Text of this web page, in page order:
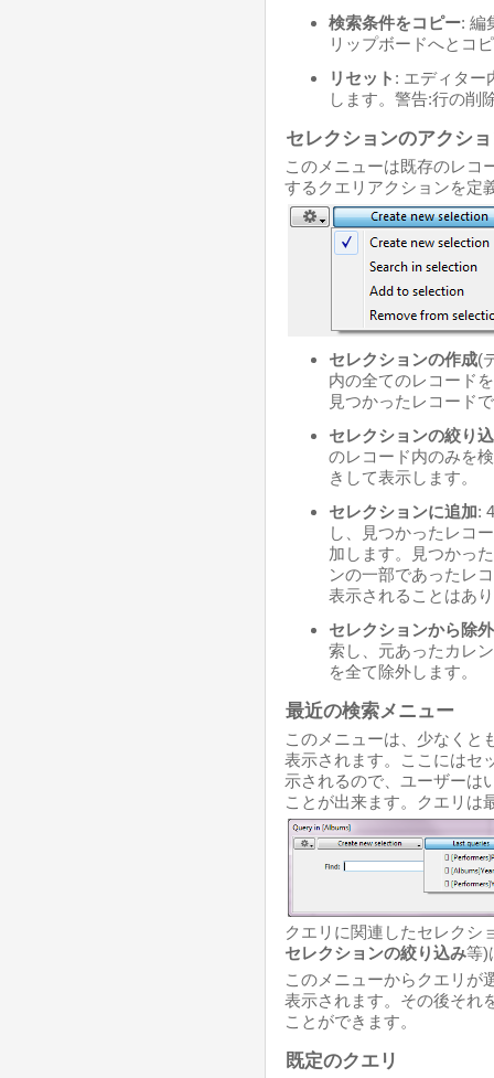
検索条件をコピー: 編
リップボードへとコ
リセット : エディター
します。警告:行の削
セレクションのアクシ
このメニューは既存のレコ
するクエリアクションを定
セレクションの作成(
内の全てのレコード
見つかったレコード
セレクションの絞り
のレコード内のみを
きして表示します。
セレクションに追加:
し、見つかったレコ
加します。見つかっ
ンの一部であったレ
表示されることはあ
セレクションから除外
索し、元あったカレ
を全て除外します。
最近の検索メニュー
このメニューは、少なくと
表示されます。ここにはセ
示されるので、ユーザーは
ことが出来ます。クエリは
クエリに関連したセレクシ
セレクションの絞り込み等)
このメニューからクエリが
表示されます。その後それ
ことができます。
既定のクエリ